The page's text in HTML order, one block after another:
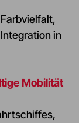
in
Mobilität